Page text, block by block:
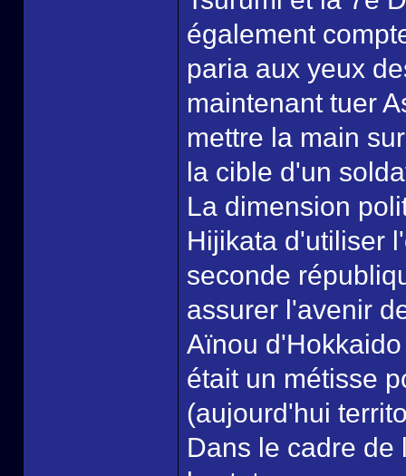
également
paria aux yeux
maintenant tuer
mettre la main
la cible d'un
La dimension
Hijikata d'utiliser
seconde
assurer l'avenir
Aïnou
était un métisse
(aujourd'hui
Dans le cadre de